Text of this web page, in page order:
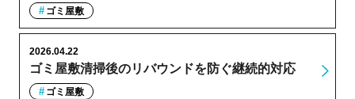
ゴミ屋敷
ゴミ屋敷清掃後のリバウンドを防ぐ継続的対応
2026.04.22
ゴミ屋敷